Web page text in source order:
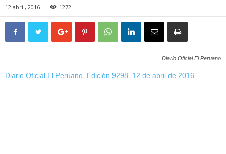
12 abril, 2016 1272
Diario Oficial El Peruano
Diario Oficial El Peruano, Edición 9298. 12 de abril de 2016